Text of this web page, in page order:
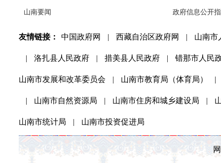
山南要闻 政府信息公开
友情链接： 中国政府网 | 西藏自治区政府网 | 山南市
| 洛扎县人民政府 | 措美县人民政府 | 错那市人民
山南市发展和改革委员会 | 山南市教育局（体育局） |
| 山南市自然资源局 | 山南市住房和城乡建设局 |
山南市统计局 | 山南市投资促进局